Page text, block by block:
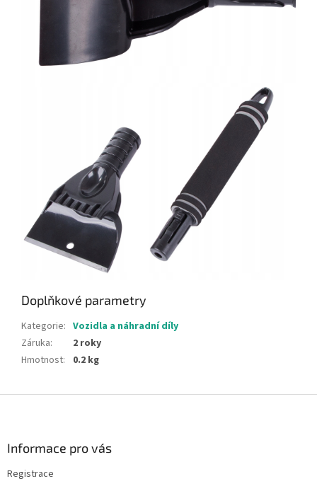
Doplňkové parametry
Kategorie: Vozidla a náhradní díly
Záruka:
2 roky
Hmotnost: 0.2 kg
Informace pro vás
Registrace